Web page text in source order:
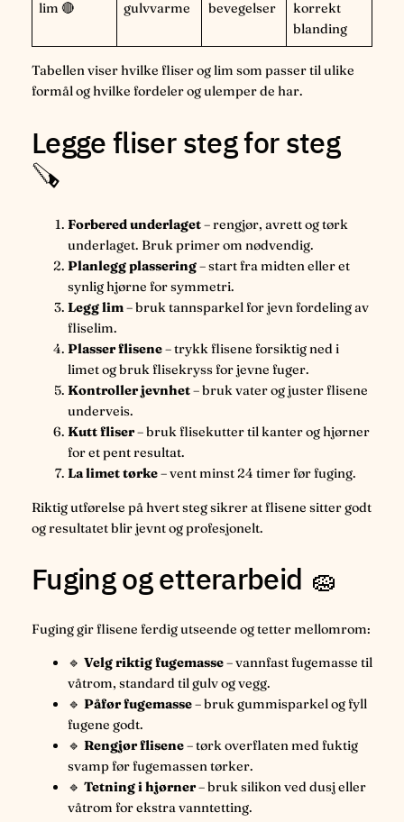
lim 🔴 gulvvarme bevegelser
korrekt
blanding
Tabellen viser hvilke fliser og lim som passer til ulike
formål og hvilke fordeler og ulemper de har.
Legge fliser steg for steg
🪚
Forbered underlaget– rengjør, avrett og tørk
underlaget. Bruk primer om nødvendig.
Planlegg plassering– start fra midten eller et
synlig hjørne for symmetri.
Legg lim– bruk tannsparkel for jevn fordeling av
fliselim.
Plasser flisene– trykk flisene forsiktig ned i
limet og bruk flisekryss for jevne fuger.
Kontroller jevnhet– bruk vater og juster flisene
underveis.
Kutt fliser– bruk flisekutter til kanter og hjørner
for et pent resultat.
La limet tørke– vent minst 24 timer før fuging.
Riktig utførelse på hvert steg sikrer at flisene sitter godt
og resultatet blir jevnt og profesjonelt.
Fuging og etterarbeid 🧽
Fuging gir flisene ferdig utseende og tetter mellomrom:
🔹 Velg riktig fugemasse– vannfast fugemasse til
våtrom, standard til gulv og vegg.
🔹 Påfør fugemasse– bruk gummisparkel og fyll
fugene godt.
🔹 Rengjør flisene– tørk overflaten med fuktig
svamp før fugemassen tørker.
🔹 Tetning i hjørner– bruk silikon ved dusj eller
våtrom for ekstra vanntetting.